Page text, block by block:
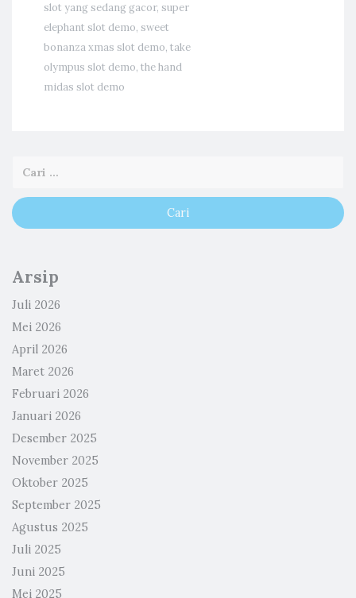
slot yang sedang gacor, super
elephant slot demo, sweet
bonanza xmas slot demo, take
olympus slot demo, the hand
midas slot demo
Arsip
Juli 2026
Mei 2026
April 2026
Maret 2026
Februari 2026
Januari 2026
Desember 2025
November 2025
Oktober 2025
September 2025
Agustus 2025
Juli 2025
Juni 2025
Mei 2025